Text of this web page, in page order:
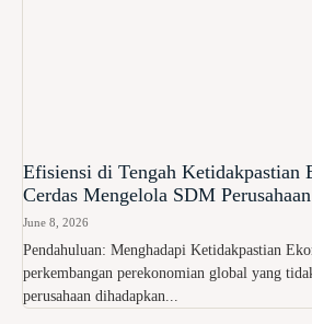
Efisiensi di Tengah Ketidakpastian
Cerdas Mengelola SDM Perusahaan
June 8, 2026
Pendahuluan: Menghadapi Ketidakpastian
perkembangan perekonomian global yang
perusahaan dihadapkan...